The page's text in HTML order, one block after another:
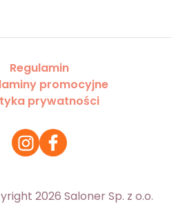
Regulamin
promocyjne
prywatności
2026 Saloner Sp. z o.o.